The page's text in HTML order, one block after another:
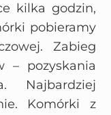
kilka godzin,
pobieramy
Zabieg
– pozyskania
Najbardziej
Komórki z